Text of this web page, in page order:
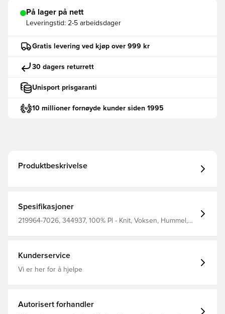
På lager på nett
Leveringstid: 2-5 arbeidsdager
Gratis levering ved kjøp over 999 kr
30 dagers returrett
Unisport prisgaranti
10 millioner fornøyde kunder siden 1995
Produktbeskrivelse
Spesifikasjoner
219964-7026, 344937, 100% Pl - Knit, Voksen, Hummel,
Kunderservice
Vi er her for å hjelpe
Autorisert forhandler